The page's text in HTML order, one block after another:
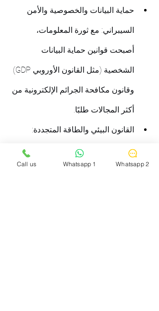
حماية البيانات والخصوصية والأمن
السيبراني: مع ثورة المعلومات،
أصبحت قوانين حماية البيانات
الشخصية (مثل القانون الأوروبي GDP)
وقانون مكافحة الجرائم الإلكترونية من
أكثر المجالات طلبًا.
القانون البيئي والطاقة المتجددة:
قوانين حماية البيئة، وشروط التراخيص
لمشروعات الطاقة الشمسية وطاقة
Call us Whatsapp 1 Whatsapp 2